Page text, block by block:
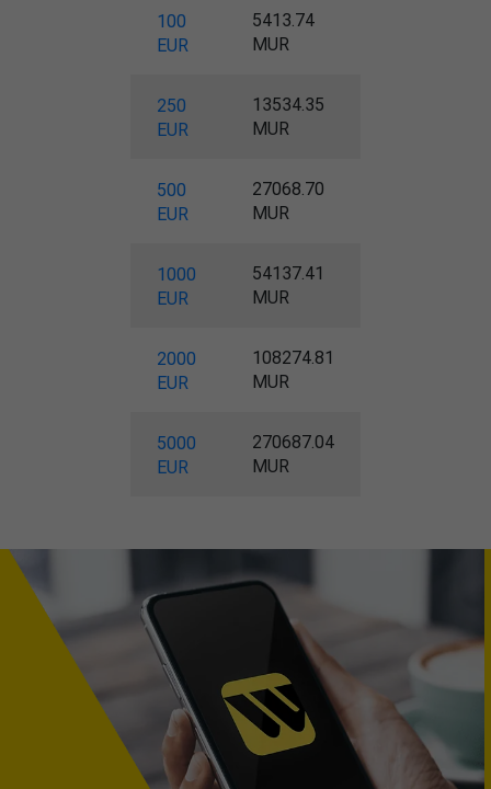
100
EUR
5413.74
MUR
250
EUR
13534.35
MUR
500
EUR
27068.70
MUR
1000
EUR
54137.41
MUR
2000
EUR
108274.81
MUR
5000
EUR
270687.04
MUR